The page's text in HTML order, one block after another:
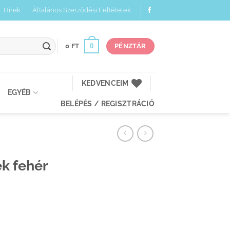
Hírek Általános Szerződési Feltételek
0 FT 0 PÉNZTÁR
EGYÉB
KEDVENCEIM
BELÉPÉS / REGISZTRÁCIÓ
fehér